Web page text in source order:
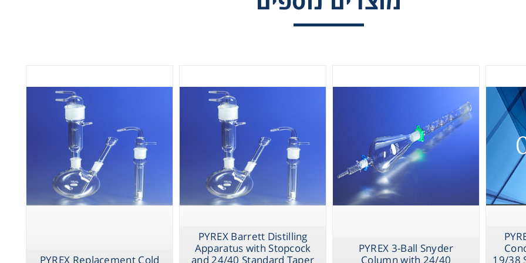
19/38
PYREX 3-Ball Snyder
Column with 24/40
PYREX Barrett Distilling
Apparatus with Stopcock
and 24/40 Standard Taper
PYREX Replacement Cold
Standard Taper Joints
with Stopcock and
Joints
PYREX
Cold Finger
Lab